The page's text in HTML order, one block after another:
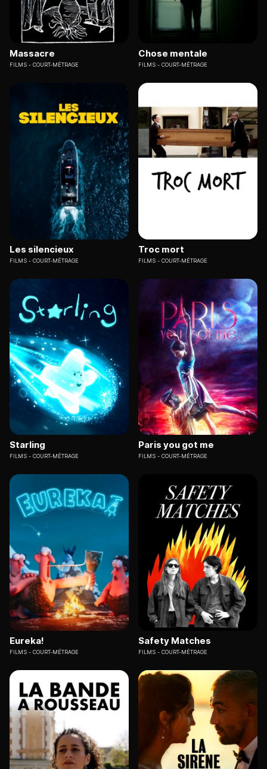
Massacre
FILMS COURT-MÉTRAGE
Chose mentale
FILMS COURT-MÉTRAGE
Les silencieux
FILMS COURT-MÉTRAGE
Troc mort
FILMS COURT-MÉTRAGE
Starling
FILMS COURT-MÉTRAGE
Paris you got me
FILMS COURT-MÉTRAGE
Eureka!
FILMS COURT-MÉTRAGE
Safety Matches
FILMS COURT-MÉTRAGE